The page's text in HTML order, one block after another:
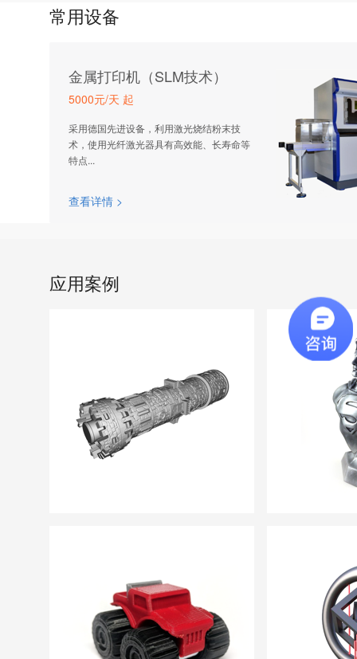
常用设备
金属打印机（SLM技术）
5000元/天 起
采用德国先进设备，利用激光烧结粉末技
术，使用光纤激光器具有高效能、长寿命等
特点...
查看详情 >
应用案例